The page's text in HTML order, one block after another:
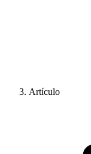
Artículo